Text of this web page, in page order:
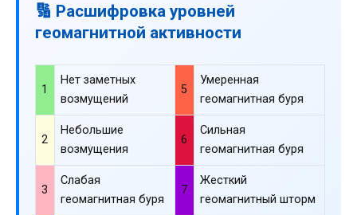
🔢 Расшифровка уровней
геомагнитной активности
1
Нет заметных
возмущений
5
Умеренная
геомагнитная буря
2
Небольшие
возмущения
6
Сильная
геомагнитная буря
3
Слабая
геомагнитная буря
7
Жесткий
геомагнитный шторм